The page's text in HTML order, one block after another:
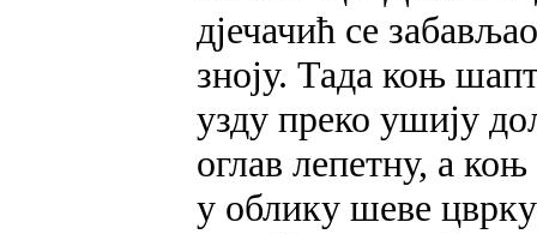
дјечачић се
зноју. Тада коњ
узду преко ушију
оглав лепетну, а
у облику шеве